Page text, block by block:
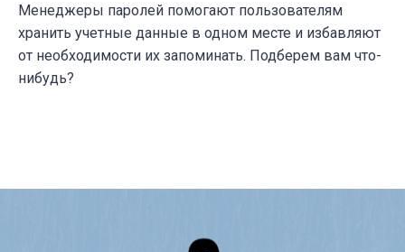
Менеджеры паролей помогают пользователям
хранить учетные данные в одном месте и избавляют
от необходимости их запоминать. Подберем вам что-
нибудь?